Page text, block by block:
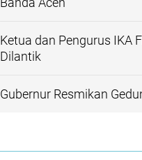
Ketua dan Pengurus IKA
Dilantik
Gubernur Resmikan